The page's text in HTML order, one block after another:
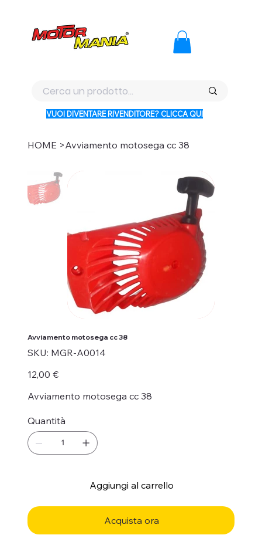
VUOI DIVENTARE RIVENDITORE? CLICCA QUI
HOME >Avviamento motosega cc 38
Avviamento motosega cc 38
SKU: SKU
MGR-
MGR-A0014
Prezzo
12,00 €
Avviamento motosega cc 38
Quantità
Aggiungi al carrello
Acquista ora